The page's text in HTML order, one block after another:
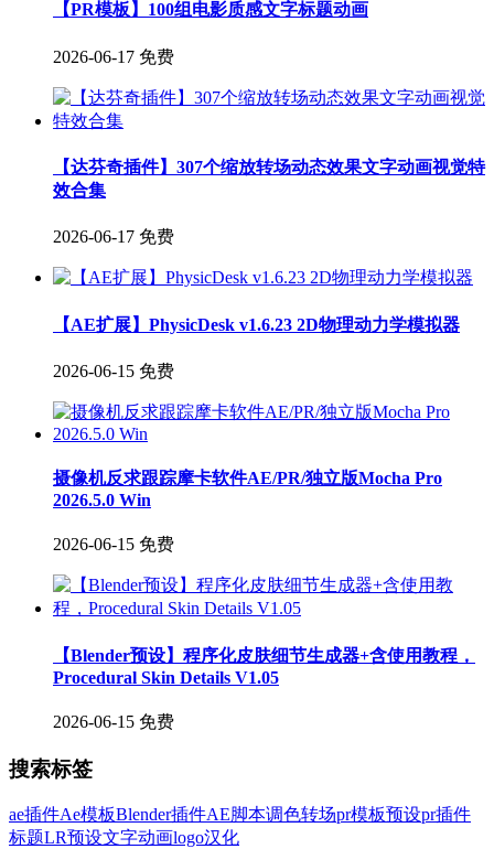
【PR模板】100组电影质感文字标题动画
2026-06-17 免费
【达芬奇插件】307个缩放转场动态效果文字动画视觉特
效合集
2026-06-17 免费
【AE扩展】PhysicDesk v1.6.23 2D物理动力学模拟器
2026-06-15 免费
摄像机反求跟踪摩卡软件AE/PR/独立版Mocha Pro
2026.5.0 Win
2026-06-15 免费
【Blender预设】程序化皮肤细节生成器+含使用教程，
Procedural Skin Details V1.05
2026-06-15 免费
搜索标签
ae插件Ae模板Blender插件AE脚本调色转场pr模板预设pr插件
标题LR预设文字动画logo汉化